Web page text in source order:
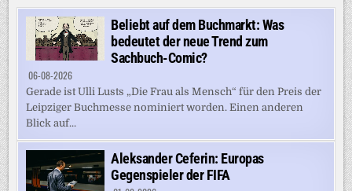
Beliebt auf dem Buchmarkt: Was
bedeutet der neue Trend zum
Sachbuch-Comic?
06-08-2026
Gerade ist Ulli Lusts „Die Frau als Mensch“ für den Preis der
Leipziger Buchmesse nominiert worden. Einen anderen
Blick auf...
Aleksander Ceferin: Europas
Gegenspieler der FIFA